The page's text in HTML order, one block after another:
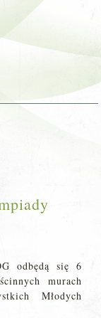
odbędą się 6
murach
Młodych